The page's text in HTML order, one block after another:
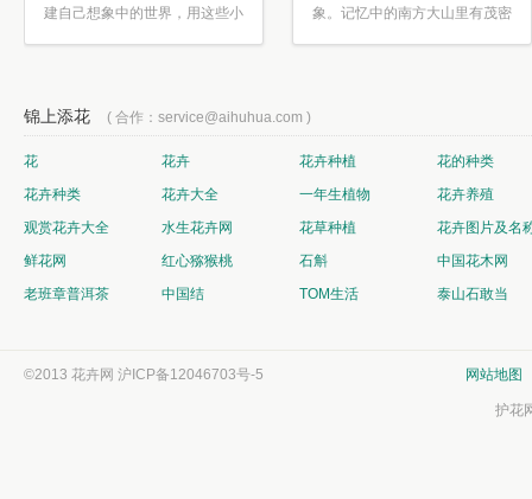
建自己想象中的世界，用这些小
象。记忆中的南方大山里有茂密
锦上添花 ( 合作：service@aihuhua.com )
花 花卉 花卉种植
花的种类
花卉种类
花卉大全 一年生植物
花卉养殖
观赏花卉大全
水生花卉网 花草种植
花卉图片及名
鲜花网
红心猕猴桃 石斛
中国花木网
老班章普洱茶
中国结 TOM生活 泰山石敢当
©2013 花卉网 沪ICP备12046703号-5 网站地图
护花